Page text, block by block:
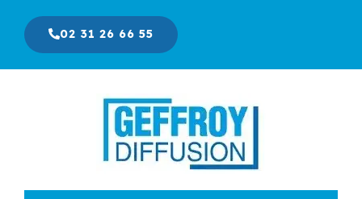
contenu
02 31 26 66 55